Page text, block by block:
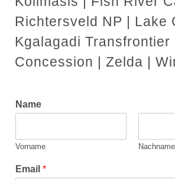
Richtersveld NP | Lake
Kgalagadi Transfrontier
Concession | Zelda |
Name
Vorname Nachname
Email *